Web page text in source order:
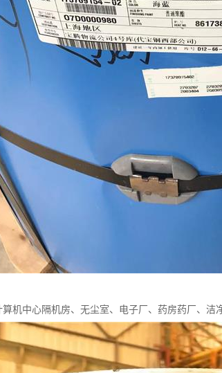
机中心隔机房、无尘室、电子厂、药房药厂、洁